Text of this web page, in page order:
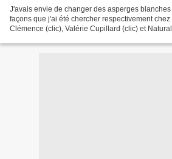
J'avais envie de changer des asperges
façons que j'ai été chercher respectivement
Clémence (clic), Valérie Cupillard (clic) et